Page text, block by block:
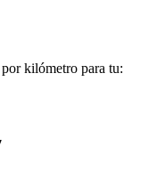
kilómetro para tu: